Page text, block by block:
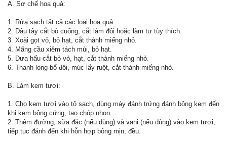
A. Sơ chế hoa quả:
1. Rửa sạch tất cả các loại hoa quả.
2. Dâu tây cắt bỏ cuống, cắt làm đôi hoặc làm tư tùy thích.
3. Xoài gọt vỏ, bỏ hạt, cắt thành miếng nhỏ.
4. Mãng cầu xiêm tách múi, bỏ hạt.
5. Dưa hấu cắt bỏ vỏ, hạt, cắt thành miếng nhỏ.
6. Thanh long bổ đôi, múc lấy ruột, cắt thành miếng nhỏ.
B. Làm kem tươi:
1. Cho kem tươi vào tô sạch, dùng máy đánh trứng đánh bông kem đến
khi kem bông cứng, tạo chóp nhọn.
2. Thêm đường, sữa đặc (nếu dùng) và vani (nếu dùng) vào kem tươi,
tiếp tục đánh đến khi hỗn hợp bông mịn, đều.